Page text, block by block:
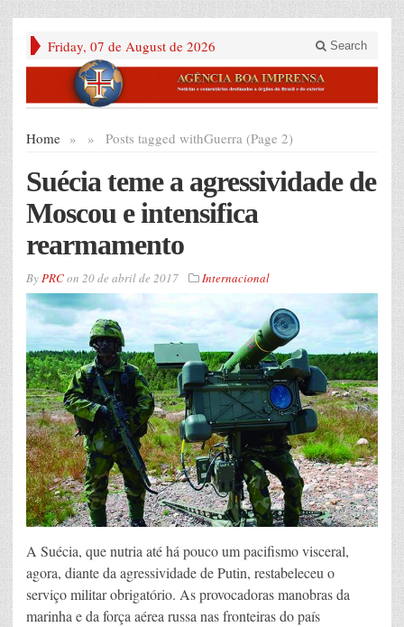
Friday, 07 de August de 2026 Search
Home » Posts tagged with
» Guerra (Page 2)
Suécia teme a agressividade de
Moscou e intensifica
rearmamento
ByPRCon 20 de abril de 2017 Internacional
A Suécia, que nutria até há pouco um pacifismo visceral,
agora, diante da agressividade de Putin, restabeleceu o
serviço militar obrigatório. As provocadoras manobras da
marinha e da força aérea russa nas fronteiras do país